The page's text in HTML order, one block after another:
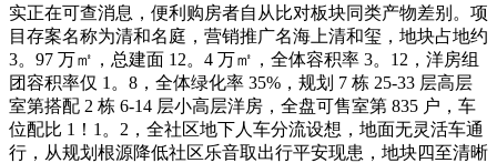
实正在可查消息，便利购房者自从比对板块同类产物差别。项
目存案名称为清和名庭，营销推广名海上清和玺，地块占地约
3。97 万㎡，总建面 12。4 万㎡，全体容积率 3。12，洋房组
团容积率仅 1。8，全体绿化率 35%，规划 7 栋 25-33 层高层
室第搭配 2 栋 6-14 层小高层洋房，全盘可售室第 835 户，车
位配比 1！1。2，全社区地下人车分流设想，地面无灵活车通
行，从规划根源降低社区乐音取出行平安现患，地块四至清晰